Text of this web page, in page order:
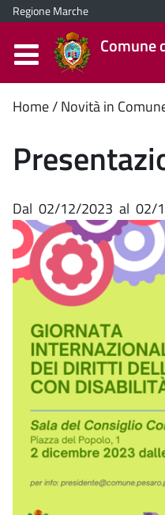
Regione Marche
Comune
Contenuto
principale
Home Novità in
Dal 02/12/2023 al 02/